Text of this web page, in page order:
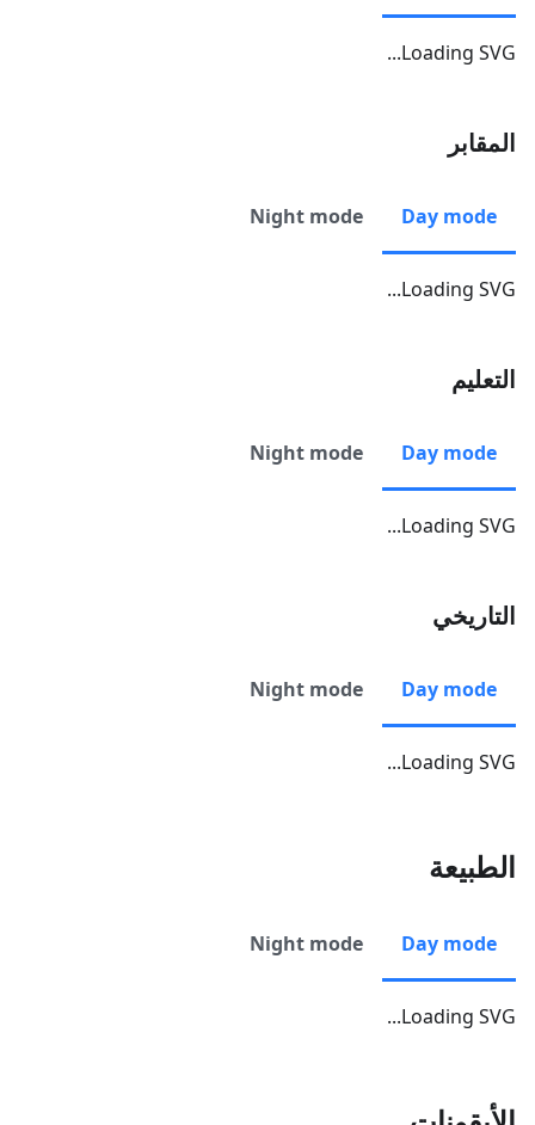
Loading SVG...
المقابر
Day mode
Night mode
Loading SVG...
التعليم
Day mode
Night mode
Loading SVG...
التاريخي
Day mode
Night mode
Loading SVG...
الطبيعة
Day mode
Night mode
Loading SVG...